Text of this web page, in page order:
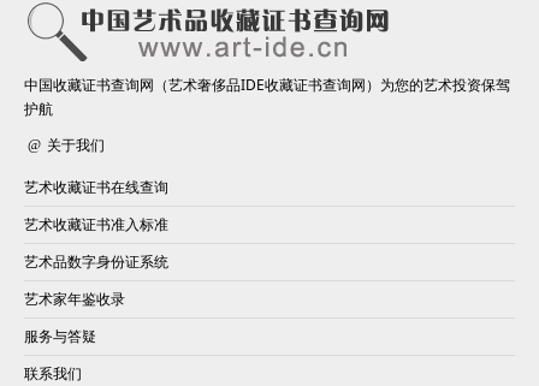
中国收藏证书查询网（艺术奢侈品IDE收藏证书查询网）为您的艺术投资保驾
护航
关于我们
艺术收藏证书在线查询
艺术收藏证书准入标准
艺术品数字身份证系统
艺术家年鉴收录
服务与答疑
联系我们